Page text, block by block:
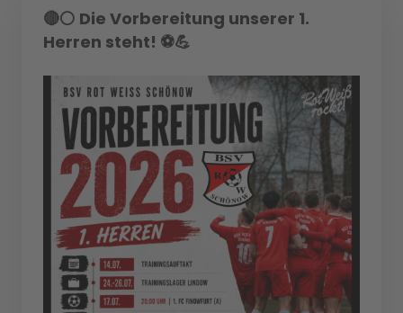
🔴⚪ Die Vorbereitung unserer 1.
Herren steht! ⚽💪